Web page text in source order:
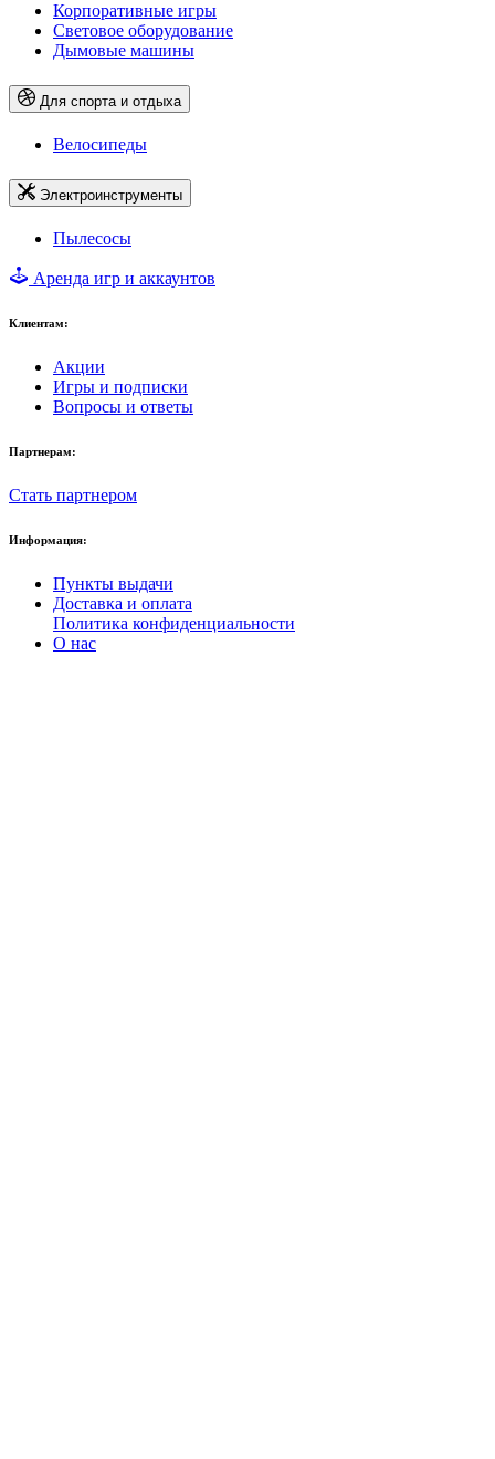
Корпоративные игры
Световое оборудование
Дымовые машины
Для спорта и отдыха
Велосипеды
Электроинструменты
Пылесосы
Аренда игр и аккаунтов
Клиентам:
Акции
Игры и подписки
Вопросы и ответы
Партнерам:
Стать партнером
Информация:
Пункты выдачи
Доставка и оплата
Политика конфиденциальности
О нас